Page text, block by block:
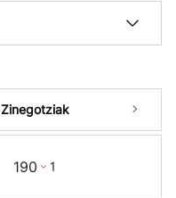
Zinegotziak
190 1